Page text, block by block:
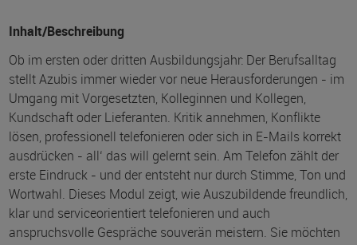
Inhalt/Beschreibung
Ob im ersten oder dritten Ausbildungsjahr: Der Berufsalltag
stellt Azubis immer wieder vor neue Herausforderungen - im
Umgang mit Vorgesetzten, Kolleginnen und Kollegen,
Kundschaft oder Lieferanten. Kritik annehmen, Konflikte
lösen, professionell telefonieren oder sich in E-Mails korrekt
ausdrücken - all‘ das will gelernt sein. Am Telefon zählt der
erste Eindruck - und der entsteht nur durch Stimme, Ton und
Wortwahl. Dieses Modul zeigt, wie Auszubildende freundlich,
klar und serviceorientiert telefonieren und auch
anspruchsvolle Gespräche souverän meistern. Sie möchten